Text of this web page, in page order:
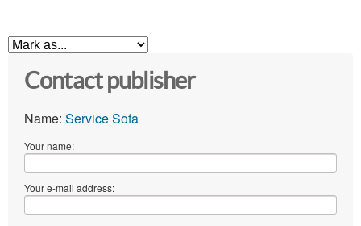
Contact publisher
Name: Service Sofa
Your name:
Your e-mail address: